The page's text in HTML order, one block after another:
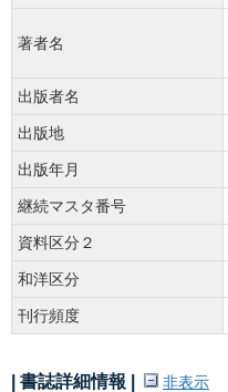
著者名
出版者名
出版地
出版年月
継続マスタ番号
資料区分２
和洋区分
刊行頻度
| 書誌詳細情報 | 非表示